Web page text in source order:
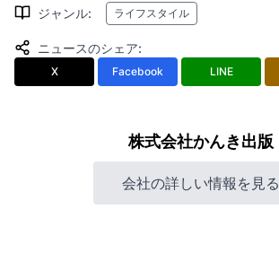
ジャンル: ライフスタイル
ニュースのシェア:
X Facebook LINE
株式会社かんき出版
会社の詳しい情報を見る